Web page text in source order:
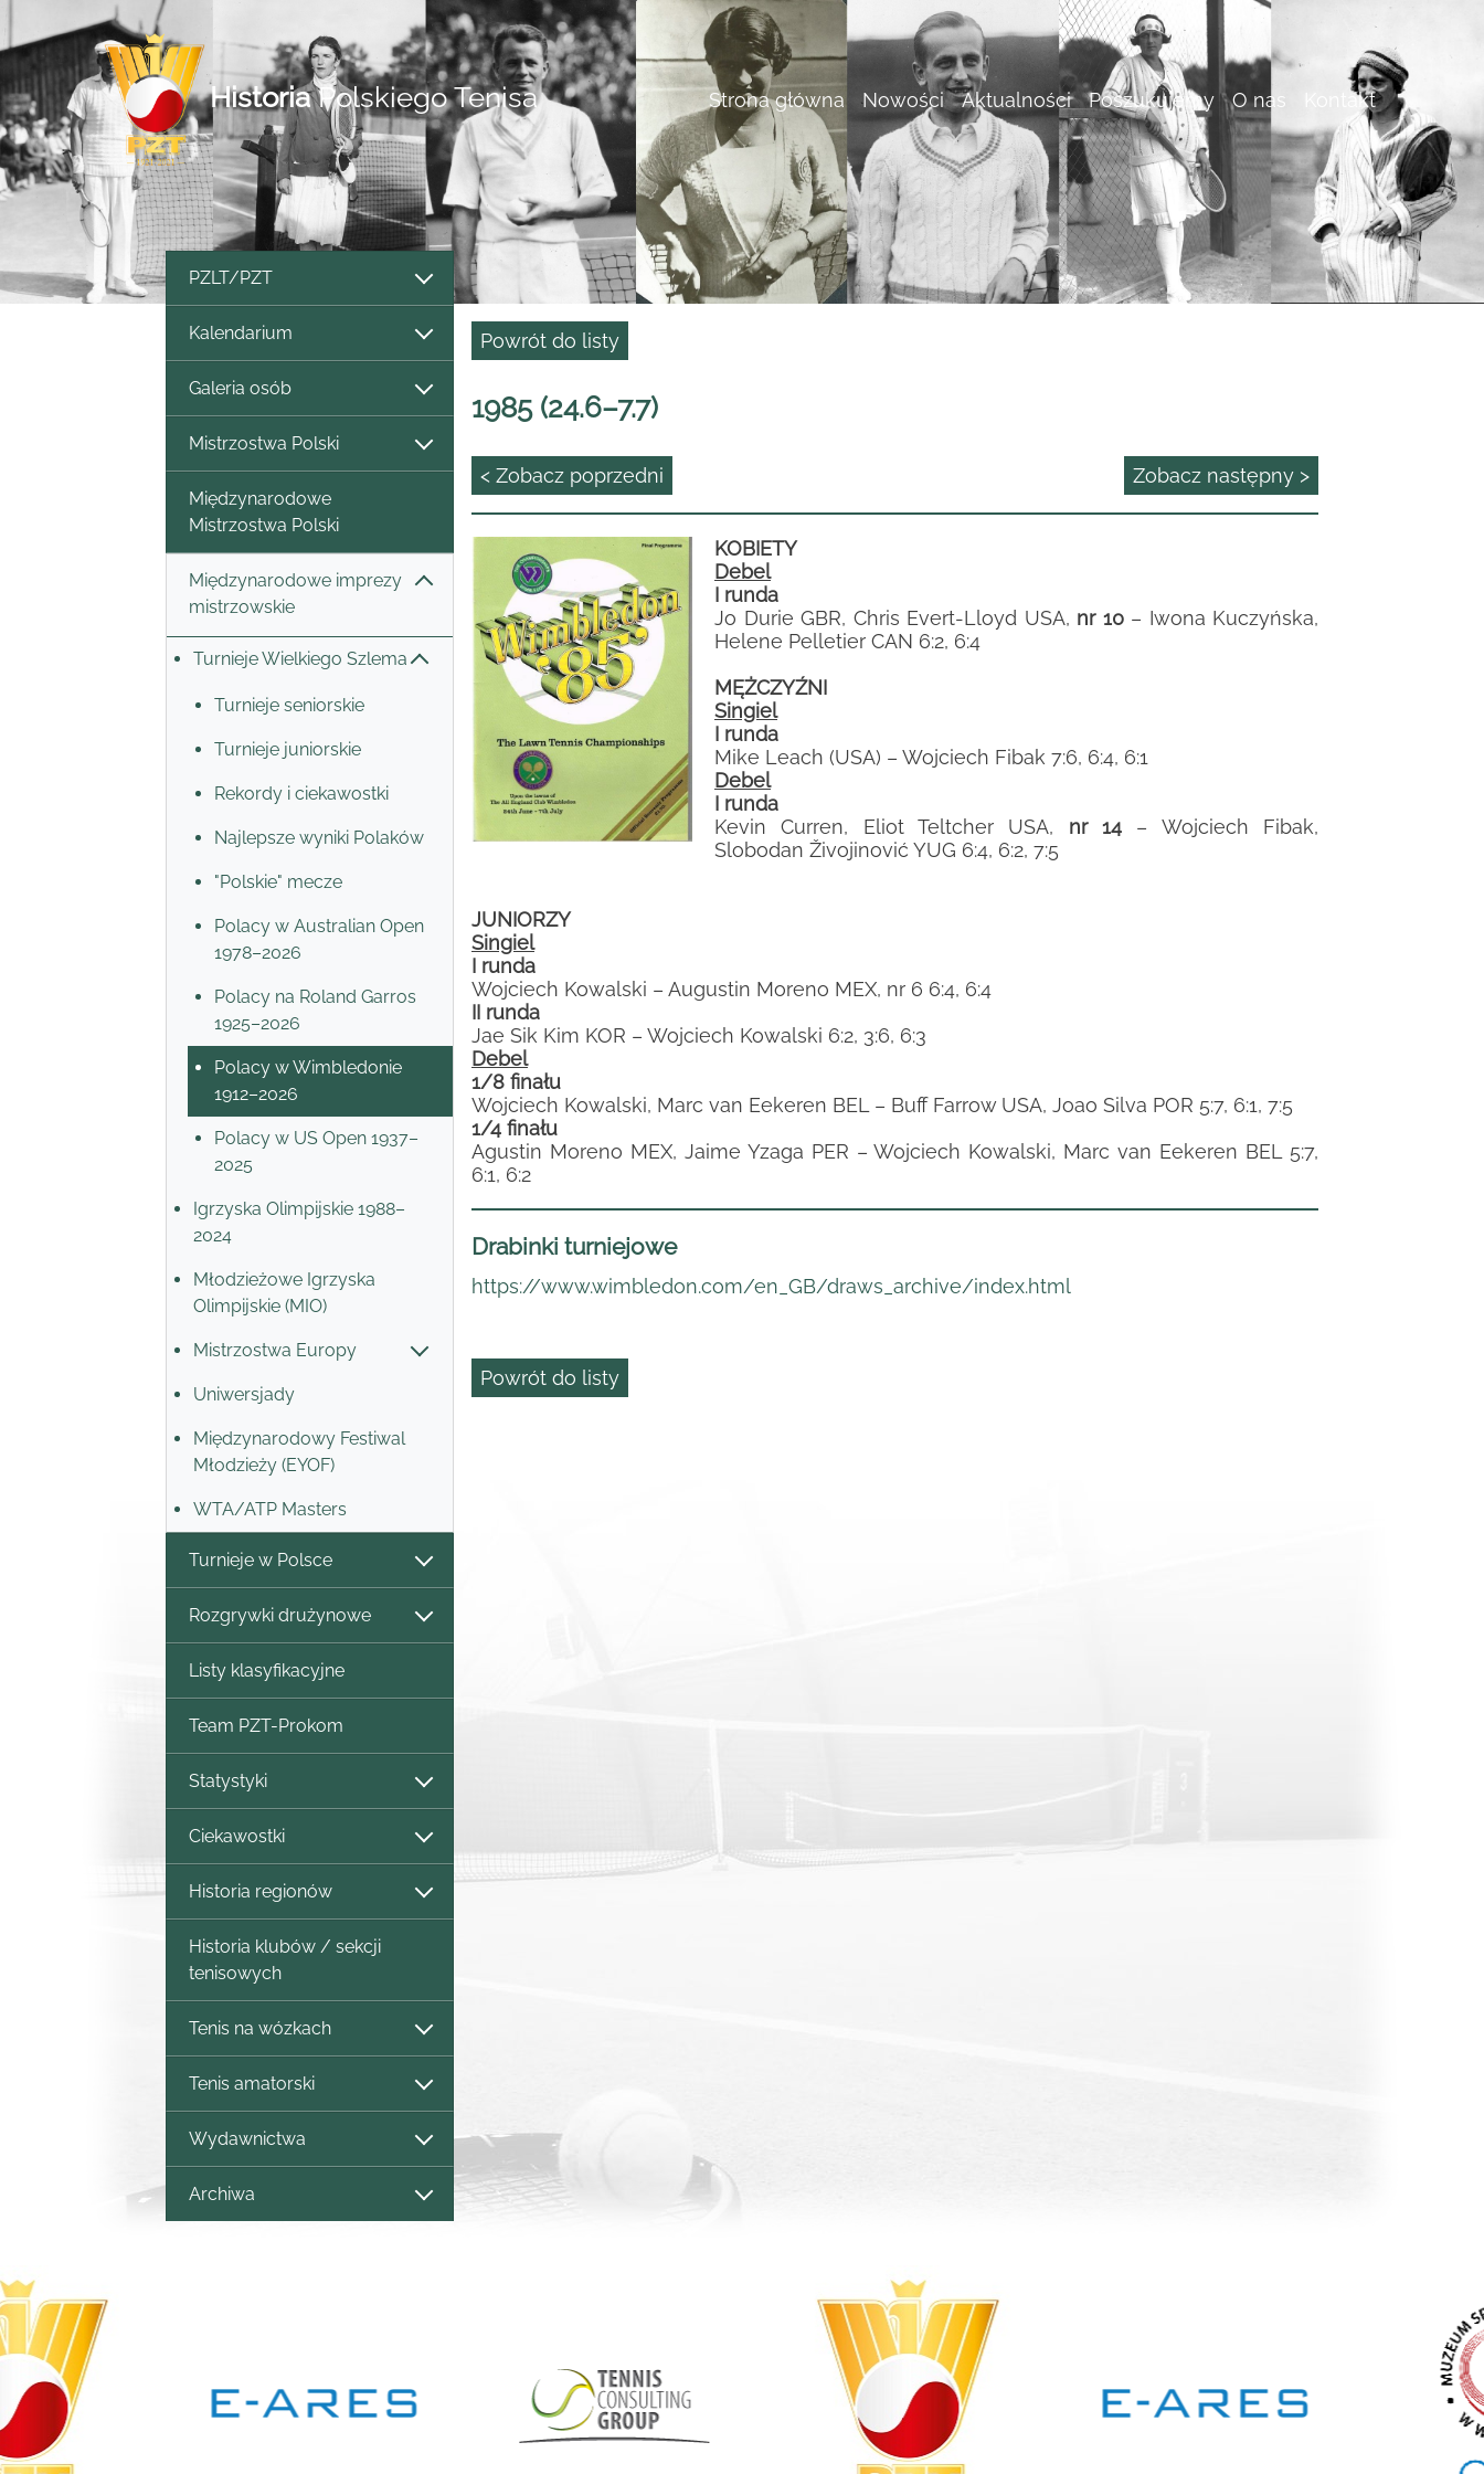
HistoriaPolskiego Tenisa Strona główna Nowości Aktualności Poszukujemy O nas Kontakt
PZLT/PZT
Kalendarium
Galeria osób
Mistrzostwa Polski
Międzynarodowe
Mistrzostwa Polski
Międzynarodowe imprezy
mistrzowskie
Turnieje Wielkiego Szlema
Turnieje seniorskie
Turnieje juniorskie
Rekordy i ciekawostki
Najlepsze wyniki Polaków
"Polskie" mecze
Polacy w Australian Open
1978–2026
Polacy na Roland Garros
1925–2026
Polacy w Wimbledonie
1912–2026
Polacy w US Open 1937–
2025
Igrzyska Olimpijskie 1988–
2024
Młodzieżowe Igrzyska
Olimpijskie (MIO)
Mistrzostwa Europy
Uniwersjady
Międzynarodowy Festiwal
Młodzieży (EYOF)
WTA/ATP Masters
Turnieje w Polsce
Rozgrywki drużynowe
Listy klasyfikacyjne
Team PZT-Prokom
Statystyki
Ciekawostki
Historia regionów
Historia klubów / sekcji
tenisowych
Tenis na wózkach
Tenis amatorski
Wydawnictwa
Archiwa
Powrót do listy
1985 (24.6–7.7)
< Zobacz poprzedni Zobacz następny >
KOBIETY
Debel
I runda
Jo Durie GBR, Chris Evert-Lloyd USA, nr 10– Iwona Kuczyńska,
Helene Pelletier CAN 6:2, 6:4
MĘŻCZYŹNI
Singiel
I runda
Mike Leach (USA) – Wojciech Fibak 7:6, 6:4, 6:1
Debel
I runda
Kevin Curren, Eliot Teltcher USA, nr 14 – Wojciech Fibak,
Slobodan Živojinović YUG 6:4, 6:2, 7:5
JUNIORZY
Singiel
I runda
Wojciech Kowalski – Augustin Moreno MEX, nr 6 6:4, 6:4
II runda
Jae Sik Kim KOR – Wojciech Kowalski 6:2, 3:6, 6:3
Debel
1/8 finału
Wojciech Kowalski, Marc van Eekeren BEL – Buff Farrow USA, Joao Silva POR 5:7, 6:1, 7:5
1/4 finału
Agustin Moreno MEX, Jaime Yzaga PER – Wojciech Kowalski, Marc van Eekeren BEL 5:7,
6:1, 6:2
Drabinki turniejowe
https://www.wimbledon.com/en_GB/draws_archive/index.html
Powrót do listy